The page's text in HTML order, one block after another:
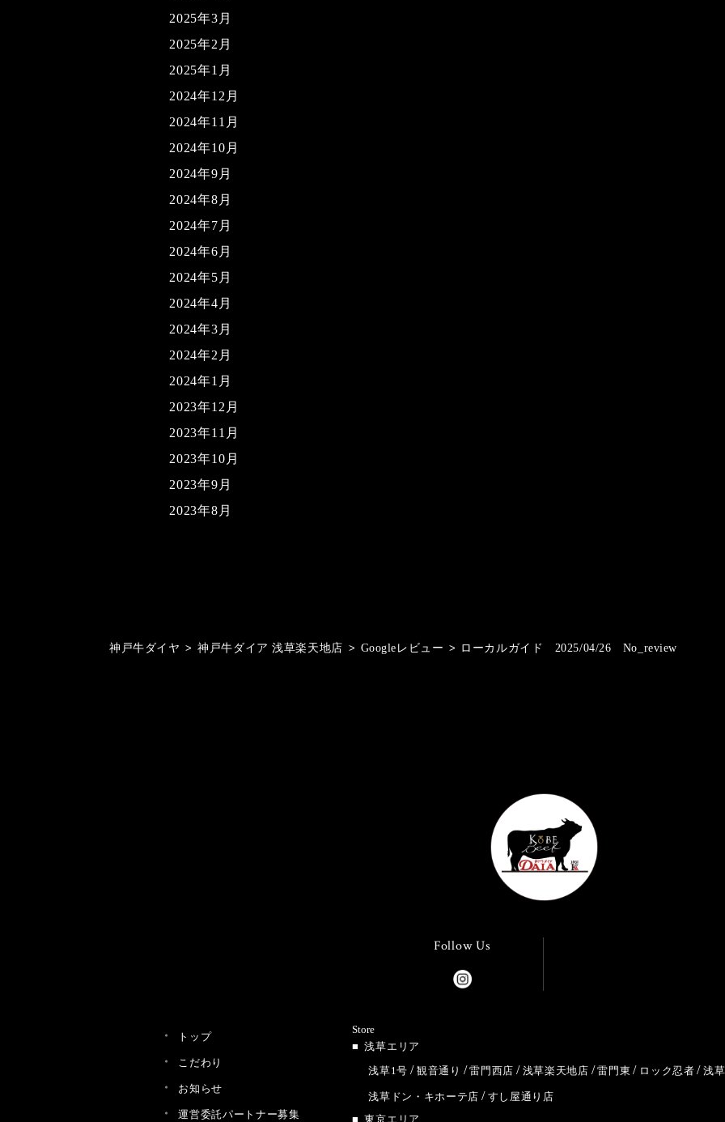
2025年3月
2025年2月
2025年1月
2024年12月
2024年11月
2024年10月
2024年9月
2024年8月
2024年7月
2024年6月
2024年5月
2024年4月
2024年3月
2024年2月
2024年1月
2023年12月
2023年11月
2023年10月
2023年9月
2023年8月
神戸牛ダイヤ > 神戸牛ダイア 浅草楽天地店 > Googleレビュー > ローカルガイド 2025/04/26 No_review
Follow Us
トップ
こだわり
お知らせ
運営委託パートナー募集
Store
浅草エリア
浅草1号
観音通り 雷門西店 浅草楽天地店 雷門東 ロック忍者 浅
浅草ドン・キホーテ店
すし屋通り店
東京エリア